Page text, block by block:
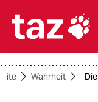

Wahrheit